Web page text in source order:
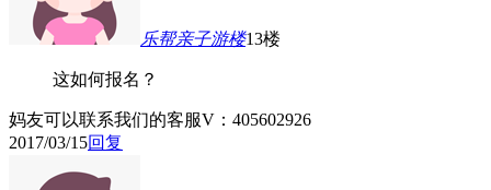
乐帮亲子游楼13楼
这如何报名？
妈友可以联系我们的客服V：405602926
2017/03/15回复